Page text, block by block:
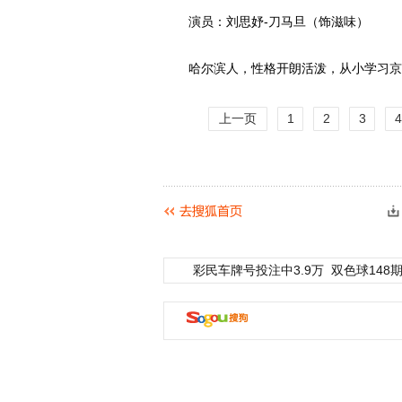
演员：刘思妤-刀马旦（饰滋味）
哈尔滨人，性格开朗活泼，从小学习京
上一页 1 2 3 4
彩民车牌号投注中3.9万 双色球148